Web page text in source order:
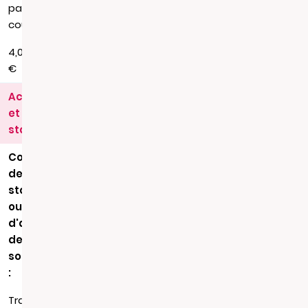
par
courrier
4,00
€
Actes
et
statuts
Copie
de
statuts
ou
d'acte
de
société
:
Transmission